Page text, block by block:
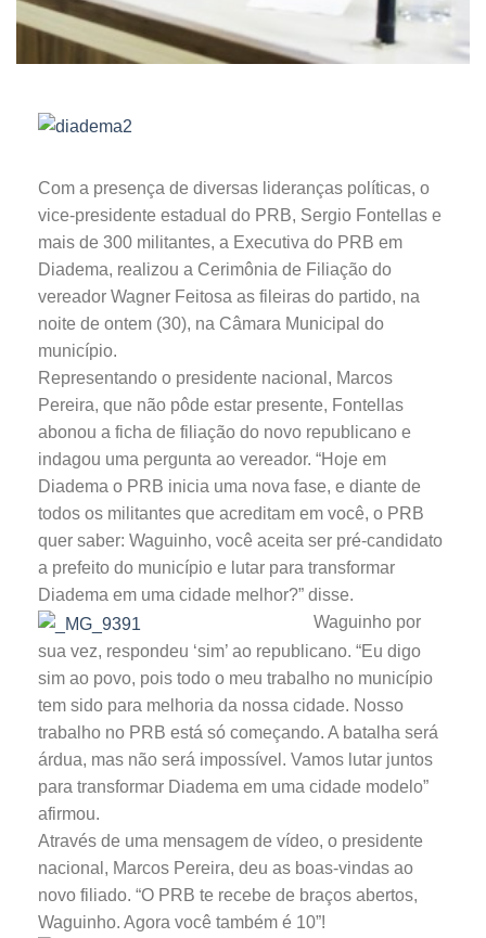
Com a presença de diversas lideranças políticas, o
vice-presidente estadual do PRB, Sergio Fontellas e
mais de 300 militantes, a Executiva do PRB em
Diadema, realizou a Cerimônia de Filiação do
vereador Wagner Feitosa as fileiras do partido, na
noite de ontem (30), na Câmara Municipal do
município.
Representando o presidente nacional, Marcos
Pereira, que não pôde estar presente, Fontellas
abonou a ficha de filiação do novo republicano e
indagou uma pergunta ao vereador. “Hoje em
Diadema o PRB inicia uma nova fase, e diante de
todos os militantes que acreditam em você, o PRB
quer saber: Waguinho, você aceita ser pré-candidato
a prefeito do município e lutar para transformar
Diadema em uma cidade melhor?” disse.
Waguinho por
sua vez, respondeu ‘sim’ ao republicano. “Eu digo
sim ao povo, pois todo o meu trabalho no município
tem sido para melhoria da nossa cidade. Nosso
trabalho no PRB está só começando. A batalha será
árdua, mas não será impossível. Vamos lutar juntos
para transformar Diadema em uma cidade modelo”
afirmou.
Através de uma mensagem de vídeo, o presidente
nacional, Marcos Pereira, deu as boas-vindas ao
novo filiado. “O PRB te recebe de braços abertos,
Waguinho. Agora você também é 10”!